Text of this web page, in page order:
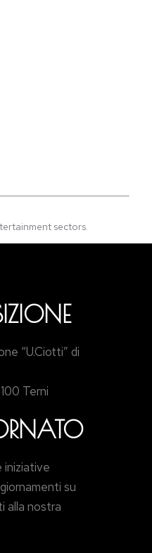
sectors.
“U.Ciotti” di
Terni
iniziative
su
alla nostra